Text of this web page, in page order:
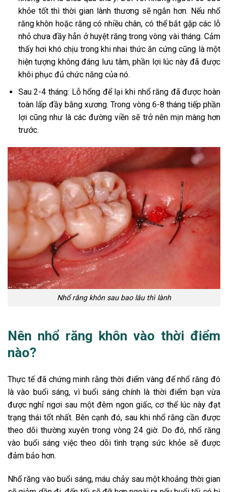
khỏe tốt thì thời gian lành thương sẽ ngắn hơn. Nếu nhổ
răng khôn hoặc răng có nhiều chân, có thể bắt gặp các lỗ
nhỏ chưa đầy hẳn ở huyệt răng trong vòng vài tháng. Cảm
thấy hơi khó chịu trong khi nhai thức ăn cứng cũng là một
hiện tượng không đáng lưu tâm, phần lợi lúc này đã được
khôi phục đủ chức năng của nó.
Sau 2-4 tháng: Lỗ hổng để lại khi nhổ răng đã được hoàn
toàn lấp đầy bằng xương. Trong vòng 6-8 tháng tiếp phần
lợi cũng như là các đường viền sẽ trở nên mịn màng hơn
trước.
Nhổ răng khôn sau bao lâu thì lành
Nên nhổ răng khôn vào thời điểm
nào?
Thực tế đã chứng minh rằng thời điểm vàng để nhổ răng đó
là vào buổi sáng, vì buổi sáng chính là thời điểm bạn vừa
được nghỉ ngơi sau một đêm ngon giấc, cơ thể lúc này đạt
trạng thái tốt nhất. Bên cạnh đó, sau khi nhổ răng cần được
theo dõi thường xuyên trong vòng 24 giờ. Do đó, nhổ răng
vào buổi sáng việc theo dõi tình trạng sức khỏe sẽ được
đảm bảo hơn.
Nhổ răng vào buổi sáng, máu chảy sau một khoảng thời gian